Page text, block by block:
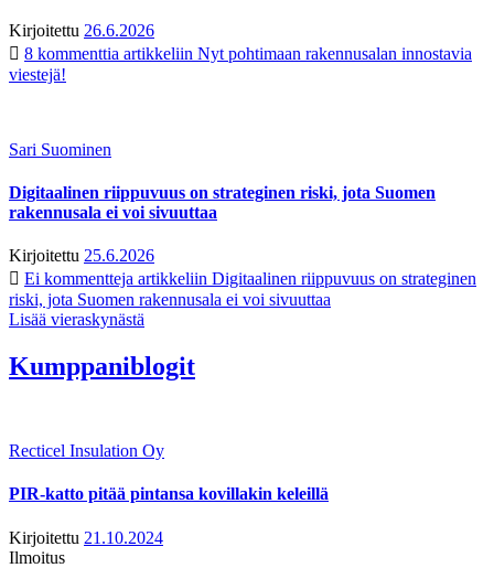
Kirjoitettu 26.6.2026
8 kommenttia artikkeliin Nyt pohtimaan rakennusalan innostavia
viestejä!
Sari Suominen
Digitaalinen riippuvuus on strateginen riski, jota Suomen
rakennusala ei voi sivuuttaa
Kirjoitettu 25.6.2026
Ei kommentteja artikkeliin Digitaalinen riippuvuus on strateginen
riski, jota Suomen rakennusala ei voi sivuuttaa
Lisää vieraskynästä
Kumppaniblogit
Recticel Insulation Oy
PIR-katto pitää pintansa kovillakin keleillä
Kirjoitettu 21.10.2024
Ilmoitus